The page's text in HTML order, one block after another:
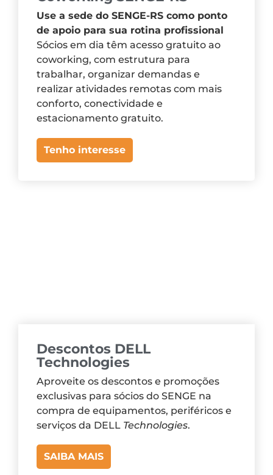
Use a sede do SENGE-RS como ponto
de apoio para sua rotina profissional
Sócios em dia têm acesso gratuito ao
coworking, com estrutura para
trabalhar, organizar demandas e
realizar atividades remotas com mais
conforto, conectividade e
estacionamento gratuito.
Tenho interesse
Descontos DELL
Technologies
Aproveite os descontos e promoções
exclusivas para sócios do SENGE na
compra de equipamentos, periféricos e
serviços da DELL Technologies.
SAIBA MAIS